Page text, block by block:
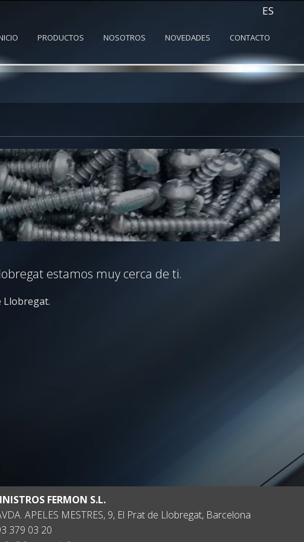
ES
PRODUCTOS NOSOTROS NOVEDADES CONTACTO
estamos muy cerca de ti.
Llobregat.
FERMON S.L.
APELES MESTRES, 9, El Prat de Llobregat, Barcelona
379 03 20